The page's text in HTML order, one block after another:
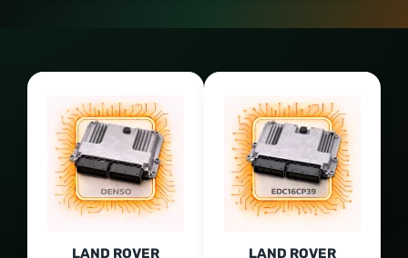
LAND ROVER
LAND ROVER